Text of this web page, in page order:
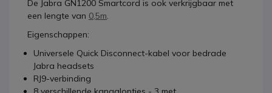
De Jabra GN1200 Smartcord is ook verkrijgbaar met
een lengte van 0,5m
Eigenschappen:
Universele Quick Disconnect-kabel voor bedrade
Jabra headsets
RJ9-verbinding